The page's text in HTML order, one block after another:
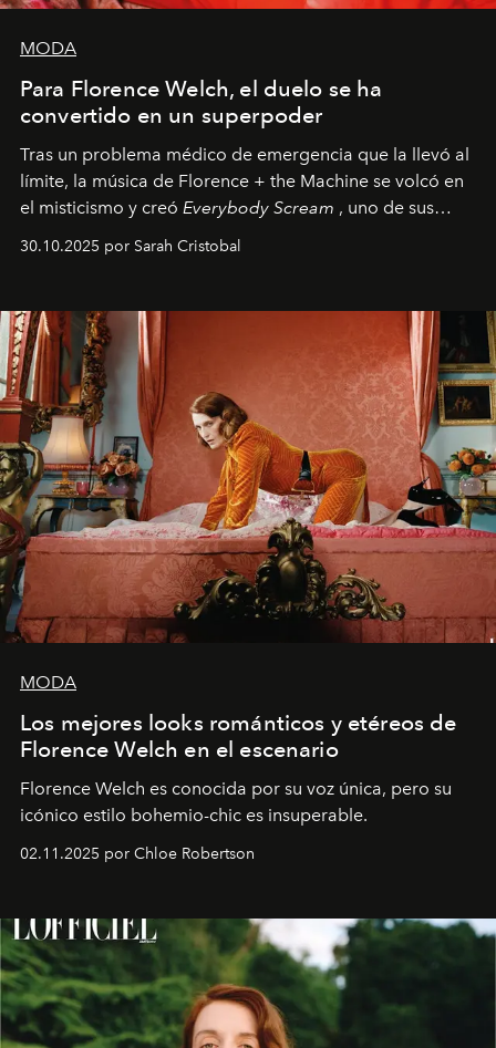
MODA
Para Florence Welch, el duelo se ha
convertido en un superpoder
Tras un problema médico de emergencia que la llevó al
límite, la música de Florence + the Machine se volcó en
el misticismo y creó Everybody Scream , uno de sus
álbumes más profundos hasta la fecha.
30.10.2025 por Sarah Cristobal
MODA
Los mejores looks románticos y etéreos de
Florence Welch en el escenario
Florence Welch es conocida por su voz única, pero su
icónico estilo bohemio-chic es insuperable.
02.11.2025 por Chloe Robertson